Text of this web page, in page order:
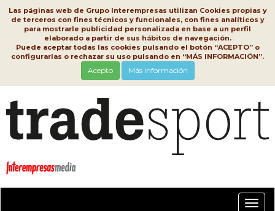
Las páginas web de Grupo Interempresas utilizan Cookies propias y
de terceros con fines técnicos y funcionales, con fines analíticos y
para mostrarle publicidad personalizada en base a un perfil
elaborado a partir de sus hábitos de navegación.
Puede aceptar todas las cookies pulsando el botón “ACEPTO” o
configurarlas o rechazar su uso pulsando en “MÁS INFORMACIÓN”.
Acepto Más información